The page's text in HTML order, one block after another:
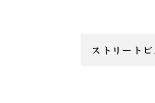
ストリート